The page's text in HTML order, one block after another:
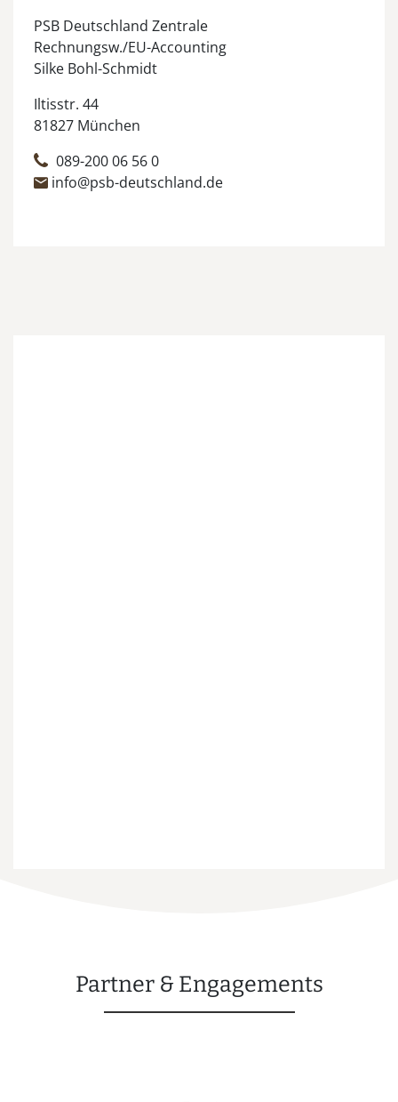
PSB Deutschland Zentrale
Rechnungsw./EU-Accounting
Silke Bohl-Schmidt
Iltisstr. 44
81827 München
089-200 06 56 0
info@psb-deutschland.de
Partner & Engagements